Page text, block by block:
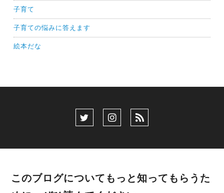
子育て
子育ての悩みに答えます
絵本だな
このブログについてもっと知ってもらうた